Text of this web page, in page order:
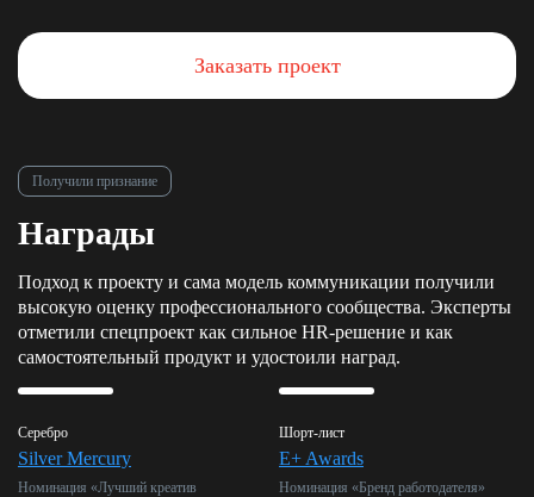
Заказать проект
Получили признание
Награды
Подход к проекту и сама модель коммуникации получили
высокую оценку профессионального сообщества. Эксперты
отметили спецпроект как сильное HR-решение и как
самостоятельный продукт и удостоили наград.
Серебро
Silver Mercury
Номинация «Лучший креатив
Шорт-лист
E+ Awards
Номинация «Бренд работодателя»